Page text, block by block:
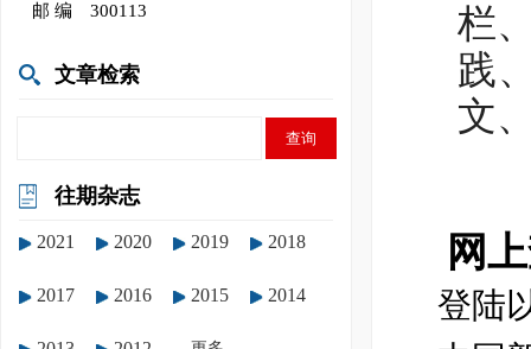
邮 编 300113
文章检索
往期杂志
2021 2020 2019 2018
2017 2016 2015 2014
栏
践
文
网
登陆